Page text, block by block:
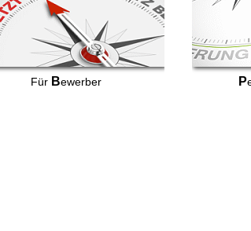
Für Bewerber P